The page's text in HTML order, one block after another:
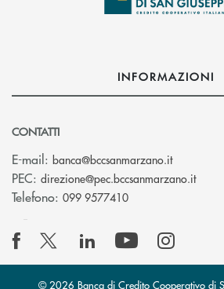
INFORMAZIONI
CONTATTI
E-mail: banca@bccsanmarzano.it(si apre
PEC: direzione@pec.bccsanmarzano.it(si
Telefono: 099 9577410
© 2026 Banca di Credito Cooperativo di